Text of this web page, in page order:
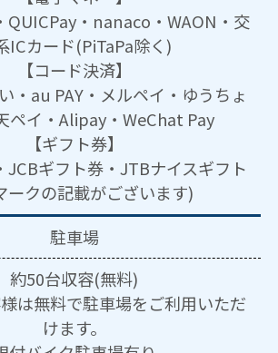
QUICPay・nanaco・WAON・交
ICカード(PiTaPa除く)
【コード決済】
・au PAY・メルペイ・ゆうちょ
ペイ・Alipay・WeChat Pay
【ギフト券】
JCBギフト券・JTBナイスギフト
ークの記載がございます)
駐車場
約50台収容(無料)
は無料で駐車場をご利用いただ
けます。